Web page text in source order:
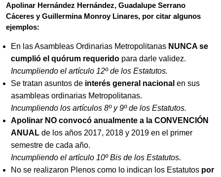
Apolinar Hernández Hernández, Guadalupe Serrano
Cáceres y Guillermina Monroy Linares, por citar algunos
ejemplos:
En las Asambleas Ordinarias Metropolitanas NUNCA se
cumplió el quórum requerido para darle validez.
Incumpliendo el artículo 12º de los Estatutos.
Se tratan asuntos de interés general nacional en sus
asambleas ordinarias Metropolitanas.
Incumpliendo los artículos 8º y 9º de los Estatutos.
Apolinar NO convocó anualmente a la CONVENCIÓN
ANUAL de los años 2017, 2018 y 2019 en el primer
semestre de cada año.
Incumpliendo el artículo 10º Bis de los Estatutos.
No se realizaron Plenos como lo indican los Estatutos por